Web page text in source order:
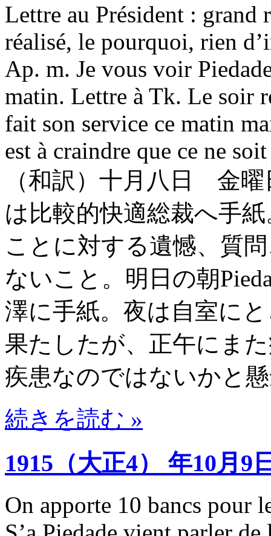
Lettre au Président : grand
réalisé, le pourquoi, rien
Ap. m. Je vous voir
matin. Lettre à Tk. Le soir
fait son service ce matin
est à craindre que ce ne
（和訳）十月八日 金
は比較的快適総裁へ手
ことに対する遺憾、質
ないこと。明日の朝
澤に手紙。夜は自室に
果たしたが、正午にま
疾患なのではないかと
続きを読む »
1915（大正4） 年10月9
On apporte 10 bancs pour